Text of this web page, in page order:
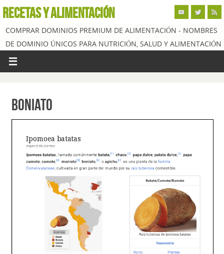
RECETAS Y ALIMENTACIÓN
COMPRAR DOMINIOS PREMIUM DE ALIMENTACIÓN - NOMBRES
DE DOMINIO ÚNICOS PARA NUTRICIÓN, SALUD Y ALIMENTACIÓN
Boniato